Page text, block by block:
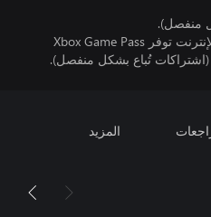
منفصل).
تتطلب اللعبة متعددة اللاعبين عبر الإنترنت توفر Xbox Game Pass
المزيد